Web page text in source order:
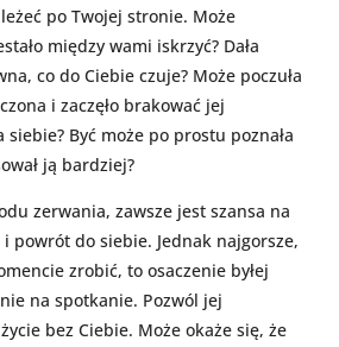
po Twojej stronie. Może
między wami iskrzyć? Dała
co do Ciebie czuje? Może poczuła
i zaczęło brakować jej
Być może po prostu poznała
ją bardziej?
zerwania, zawsze jest szansa na
powrót do siebie. Jednak najgorsze,
zrobić, to osaczenie byłej
na spotkanie. Pozwól jej
bez Ciebie. Może okaże się, że